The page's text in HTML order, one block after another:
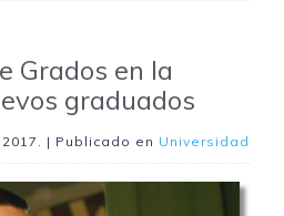
Grados en la
graduados
. | Publicado en Universidad